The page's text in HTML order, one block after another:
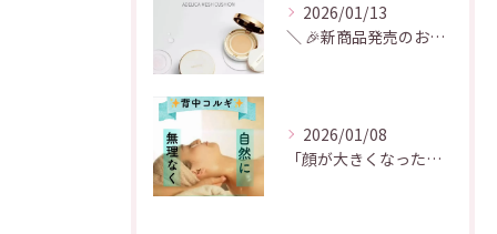
2026/01/13
＼ 🎉新商品発売のお知らせ🎉 ／
2026/01/08
「顔が大きくなった気がする」「むくみが取れない」「たるみ・フ...